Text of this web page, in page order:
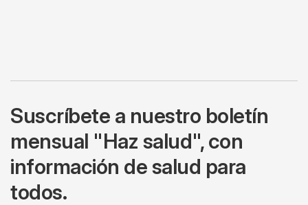
Suscríbete a nuestro boletín
mensual "Haz salud", con
información de salud para
todos.